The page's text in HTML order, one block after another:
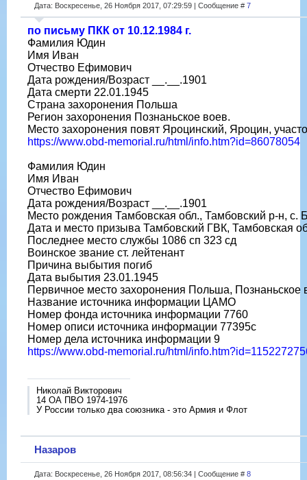
Дата: Воскресенье, 26 Ноября 2017, 07:29:59 | Сообщение # 7
по письму ПКК от 10.12.1984 г.
Фамилия Юдин
Имя Иван
Отчество Ефимович
Дата рождения/Возраст __.__.1901
Дата смерти 22.01.1945
Страна захоронения Польша
Регион захоронения Познаньское воев.
Место захоронения повят Яроцинский, Яроцин,
https://www.obd-memorial.ru/html/info.htm?id=86078054
Фамилия Юдин
Имя Иван
Отчество Ефимович
Дата рождения/Возраст __.__.1901
Место рождения Тамбовская обл., Тамбовский р-н, с.
Дата и место призыва Тамбовский ГВК, Тамбовская
Последнее место службы 1086 сп 323 сд
Воинское звание ст. лейтенант
Причина выбытия погиб
Дата выбытия 23.01.1945
Первичное место захоронения Польша, Познаньское
Название источника информации ЦАМО
Номер фонда источника информации 7760
Номер описи источника информации 77395с
Номер дела источника информации 9
https://www.obd-memorial.ru/html/
Николай Викторович
14 ОА ПВО 1974-1976
У России только два союзника - это Армия и Флот
Назаров
Дата: Воскресенье, 26 Ноября 2017, 08:56:34 | Сообщение # 8